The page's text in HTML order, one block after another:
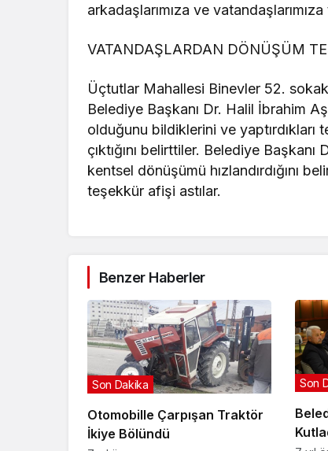
arkadaşlarımıza ve
VATANDAŞLARDAN DÖNÜŞÜM
Üçtutlar Mahallesi Binevler 52.
Belediye Başkanı Dr. Halil İbrahim
olduğunu bildiklerini ve yaptırdıkları
çıktığını belirttiler. Belediye Başkanı
kentsel dönüşümü hızlandırdığını
teşekkür afişi astılar.
Benzer Haberler
Otomobille Çarpışan Traktör
İkiye Bölündü
Son Dakika Son